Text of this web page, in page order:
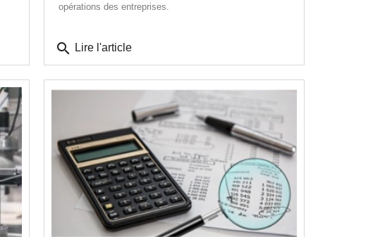
opérations des entreprises.
search Lire l'article